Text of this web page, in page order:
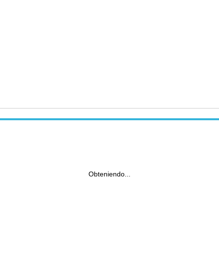
Obteniendo...